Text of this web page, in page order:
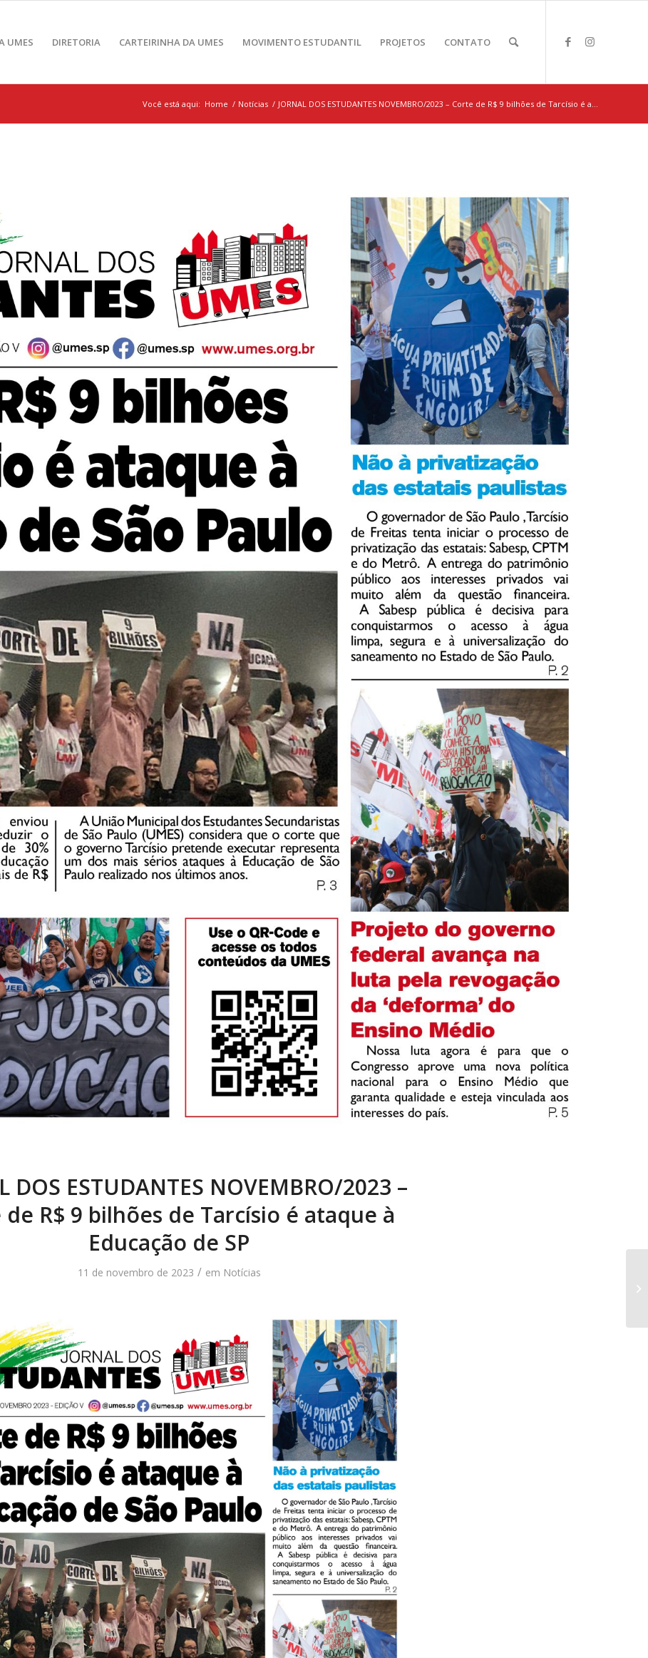
UMES DIRETORIA CARTEIRINHA DA UMES MOVIMENTO ESTUDANTIL PROJETOS CONTATO
Você está aqui: Home / Notícias / JORNAL DOS ESTUDANTES NOVEMBRO/2023 – Corte de R$ 9 bilhões de Tarcísio é a...
DOS ESTUDANTES NOVEMBRO/2023 –
R$ 9 bilhões de Tarcísio é ataque à
Educação de SP
11 de novembro de 2023 / em Notícias